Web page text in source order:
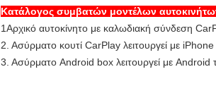
Κατάλογος συμβατών μοντέλων
1Αρχικό αυτοκίνητο με καλωδιακή σύνδεση
2. Ασύρματο κουτί CarPlay λειτουργεί με
3. Ασύρματο Android box λειτουργεί με